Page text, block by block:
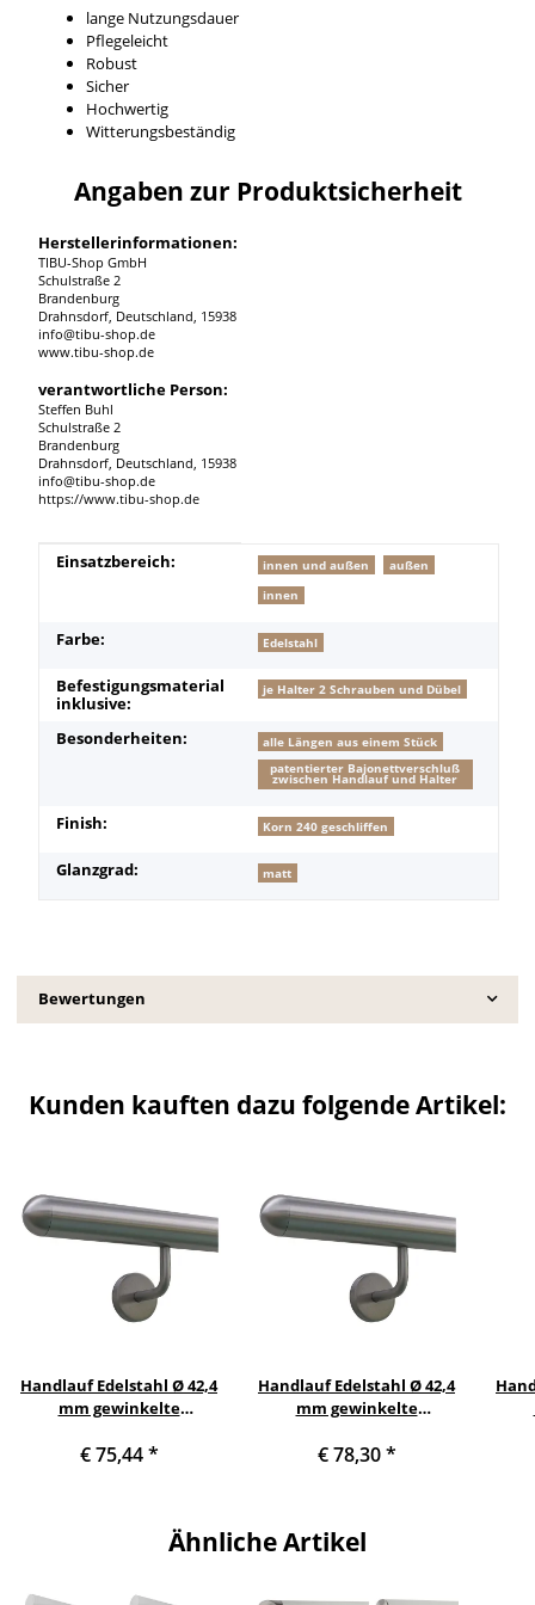
lange Nutzungsdauer
Pflegeleicht
Robust
Sicher
Hochwertig
Witterungsbeständig
Angaben zur Produktsicherheit
Herstellerinformationen:
TIBU-Shop GmbH
Schulstraße 2
Brandenburg
Drahnsdorf, Deutschland, 15938
info@tibu-shop.de
www.tibu-shop.de
verantwortliche Person:
Steffen Buhl
Schulstraße 2
Brandenburg
Drahnsdorf, Deutschland, 15938
info@tibu-shop.de
https://www.tibu-shop.de
Produkteigenschaft
Wert
Einsatzbereich: innen und außen
außen
innen
Farbe: Edelstahl
Befestigungsmaterial
inklusive:
je Halter 2 Schrauben und Dübel
Besonderheiten:
alle Längen aus einem Stück
patentierter Bajonettverschluß
zwischen Handlauf und Halter
Finish: Korn 240 geschliffen
Glanzgrad: matt
Bewertungen
Kunden kauften dazu folgende Artikel:
Handlauf Edelstahl Ø 42,4
mm gewinkelte
cm mit 2 Halter und
€ 75,44*
Handlauf Edelstahl Ø 42,4
mm gewinkelte
cm mit 2 Halter und
€ 78,30*
Ähnliche Artikel